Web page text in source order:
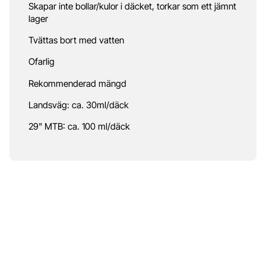
Skapar inte bollar/kulor i däcket, torkar som ett jämnt
lager
Tvättas bort med vatten
Ofarlig
Rekommenderad mängd
Landsväg: ca. 30ml/däck
29" MTB: ca. 100 ml/däck